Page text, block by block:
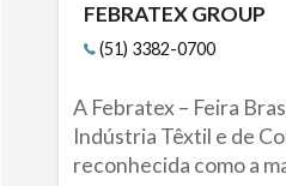
FEBRATEX GROUP
(51) 3382-0700
A Febratex – Feira
Indústria Têxtil e de
reconhecida como a